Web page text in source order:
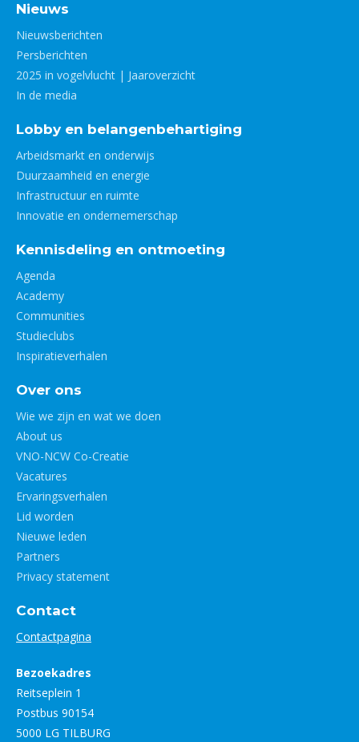
Nieuws
Nieuwsberichten
Persberichten
2025 in vogelvlucht | Jaaroverzicht
In de media
Lobby en belangenbehartiging
Arbeidsmarkt en onderwijs
Duurzaamheid en energie
Infrastructuur en ruimte
Innovatie en ondernemerschap
Kennisdeling en ontmoeting
Agenda
Academy
Communities
Studieclubs
Inspiratieverhalen
Over ons
Wie we zijn en wat we doen
About us
VNO-NCW Co-Creatie
Vacatures
Ervaringsverhalen
Lid worden
Nieuwe leden
Partners
Privacy statement
Contact
Contactpagina
Bezoekadres
Reitseplein 1
Postbus 90154
5000 LG TILBURG